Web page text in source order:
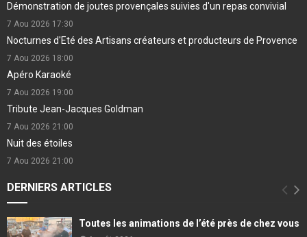
Démonstration de joutes provençales suivies d'un repas convivial
7 Aou 2026 17:30
Nocturnes d'Eté des Artisans créateurs et producteurs de Provence
7 Aou 2026 18:00
Apéro Karaoké
7 Aou 2026 19:00
Tribute Jean-Jacques Goldman
7 Aou 2026 21:00
Nuit des étoiles
7 Aou 2026 21:00
DERNIERS ARTICLES
Toutes les animations de l’été près de chez vous